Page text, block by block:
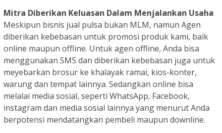
Mitra Diberikan Keluasan Dalam Menjalankan Usaha
Meskipun bisnis jual pulsa bukan MLM, namun Agen
diberikan kebebasan untuk promosi produk kami, baik
online maupun offline. Untuk agen offline, Anda bisa
menggunakan SMS dan diberikan kebebasan juga untuk
meyebarkan brosur ke khalayak ramai, kios-konter,
warung dan tempat lainnya. Sedangkan online bisa
melalai media sosial, seperti WhatsApp, Facebook,
instagram dan media sosial lainnya yang menurut Anda
berpotensi mendatangkan pembeli maupun downline.